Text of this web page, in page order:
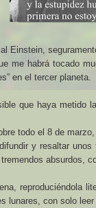
Einstein,
me habrá tocado
en el tercer planeta.
que haya
todo el 8 de
y resaltar
absurdos,
, reproduciéndola
lunares, con solo